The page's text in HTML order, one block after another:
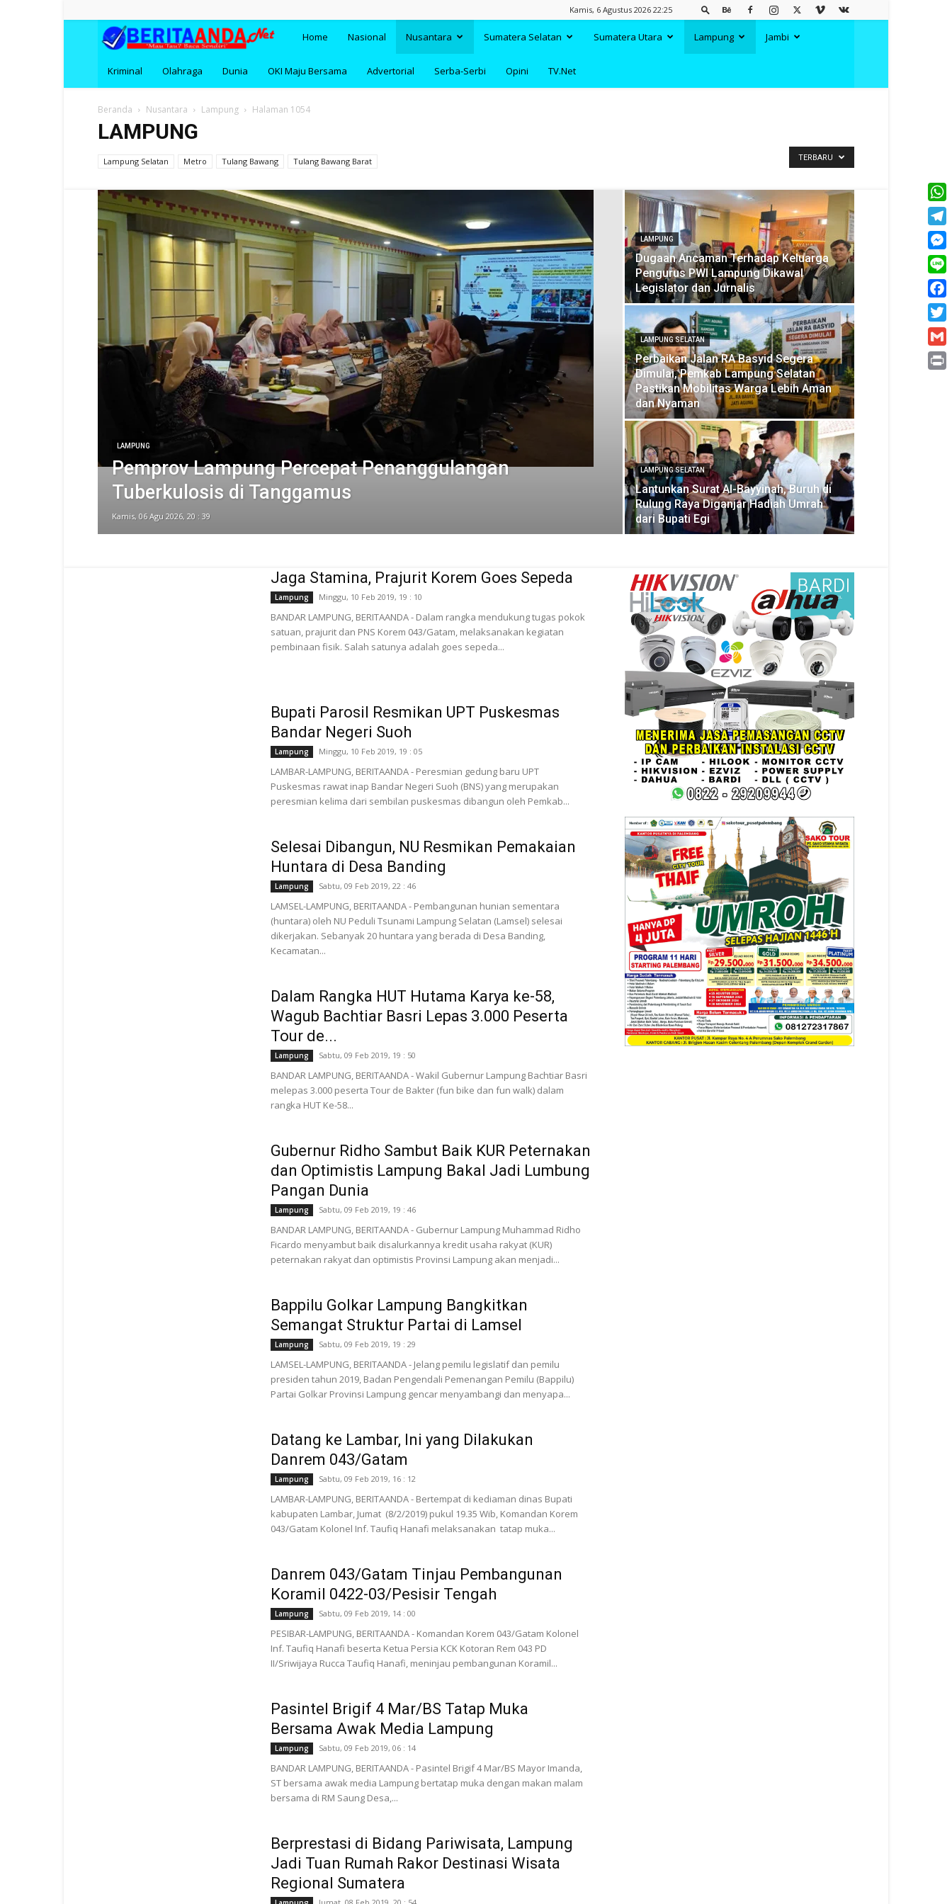
Kamis, 6 Agustus 2026 22:25
BERITAANDA.NET
Home Nasional Nusantara Sumatera Selatan Sumatera Utara Lampung Jambi
Kriminal Olahraga Dunia OKI Maju Bersama Advertorial Serba-Serbi Opini TV.Net
Beranda Nusantara Lampung Halaman 1054
LAMPUNG
Lampung Selatan Metro Tulang Bawang Tulang Bawang Barat TERBARU
LAMPUNG
Pemprov Lampung Percepat Penanggulangan
Tuberkulosis di Tanggamus
Kamis, 06 Agu 2026, 20 : 39
LAMPUNG
Dugaan Ancaman Terhadap Keluarga
Pengurus PWI Lampung Dikawal
Legislator dan Jurnalis
LAMPUNG SELATAN
Perbaikan Jalan RA Basyid Segera
Dimulai, Pemkab Lampung Selatan
Pastikan Mobilitas Warga Lebih Aman
dan Nyaman
LAMPUNG SELATAN
Lantunkan Surat Al-Bayyinah, Buruh di
Rulung Raya Diganjar Hadiah Umrah
dari Bupati Egi
Jaga Stamina, Prajurit Korem Goes Sepeda
Lampung Minggu, 10 Feb 2019, 19 : 10
BANDAR LAMPUNG, BERITAANDA - Dalam rangka mendukung tugas pokok
satuan, prajurit dan PNS Korem 043/Gatam, melaksanakan kegiatan
pembinaan fisik. Salah satunya adalah goes sepeda...
Bupati Parosil Resmikan UPT Puskesmas
Bandar Negeri Suoh
Lampung Minggu, 10 Feb 2019, 19 : 05
LAMBAR-LAMPUNG, BERITAANDA - Peresmian gedung baru UPT
Puskesmas rawat inap Bandar Negeri Suoh (BNS) yang merupakan
peresmian kelima dari sembilan puskesmas dibangun oleh Pemkab...
Selesai Dibangun, NU Resmikan Pemakaian
Huntara di Desa Banding
Lampung Sabtu, 09 Feb 2019, 22 : 46
LAMSEL-LAMPUNG, BERITAANDA - Pembangunan hunian sementara
(huntara) oleh NU Peduli Tsunami Lampung Selatan (Lamsel) selesai
dikerjakan. Sebanyak 20 huntara yang berada di Desa Banding,
Kecamatan...
Dalam Rangka HUT Hutama Karya ke-58,
Wagub Bachtiar Basri Lepas 3.000 Peserta
Tour de...
Lampung Sabtu, 09 Feb 2019, 19 : 50
BANDAR LAMPUNG, BERITAANDA - Wakil Gubernur Lampung Bachtiar Basri
melepas 3.000 peserta Tour de Bakter (fun bike dan fun walk) dalam
rangka HUT Ke-58...
Gubernur Ridho Sambut Baik KUR Peternakan
dan Optimistis Lampung Bakal Jadi Lumbung
Pangan Dunia
Lampung Sabtu, 09 Feb 2019, 19 : 46
BANDAR LAMPUNG, BERITAANDA - Gubernur Lampung Muhammad Ridho
Ficardo menyambut baik disalurkannya kredit usaha rakyat (KUR)
peternakan rakyat dan optimistis Provinsi Lampung akan menjadi...
Bappilu Golkar Lampung Bangkitkan
Semangat Struktur Partai di Lamsel
Lampung Sabtu, 09 Feb 2019, 19 : 29
LAMSEL-LAMPUNG, BERITAANDA - Jelang pemilu legislatif dan pemilu
presiden tahun 2019, Badan Pengendali Pemenangan Pemilu (Bappilu)
Partai Golkar Provinsi Lampung gencar menyambangi dan menyapa...
Datang ke Lambar, Ini yang Dilakukan
Danrem 043/Gatam
Lampung Sabtu, 09 Feb 2019, 16 : 12
LAMBAR-LAMPUNG, BERITAANDA - Bertempat di kediaman dinas Bupati
kabupaten Lambar, Jumat (8/2/2019) pukul 19.35 Wib, Komandan Korem
043/Gatam Kolonel Inf. Taufiq Hanafi melaksanakan tatap muka...
Danrem 043/Gatam Tinjau Pembangunan
Koramil 0422-03/Pesisir Tengah
Lampung Sabtu, 09 Feb 2019, 14 : 00
PESIBAR-LAMPUNG, BERITAANDA - Komandan Korem 043/Gatam Kolonel
Inf. Taufiq Hanafi beserta Ketua Persia KCK Kotoran Rem 043 PD
II/Sriwijaya Rucca Taufiq Hanafi, meninjau pembangunan Koramil...
Pasintel Brigif 4 Mar/BS Tatap Muka
Bersama Awak Media Lampung
Lampung Sabtu, 09 Feb 2019, 06 : 14
BANDAR LAMPUNG, BERITAANDA - Pasintel Brigif 4 Mar/BS Mayor Imanda,
ST bersama awak media Lampung bertatap muka dengan makan malam
bersama di RM Saung Desa,...
Berprestasi di Bidang Pariwisata, Lampung
Jadi Tuan Rumah Rakor Destinasi Wisata
Regional Sumatera
Line